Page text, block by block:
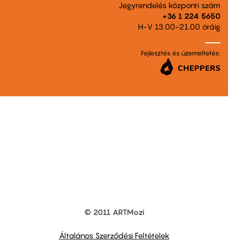
Jegyrendelés központi szám
+36 1 224 5650
H-V 13.00-21.00 óráig
Fejlesztés és üzemeltetés:
© 2011 ARTMozi
Általános Szerződési Feltételek